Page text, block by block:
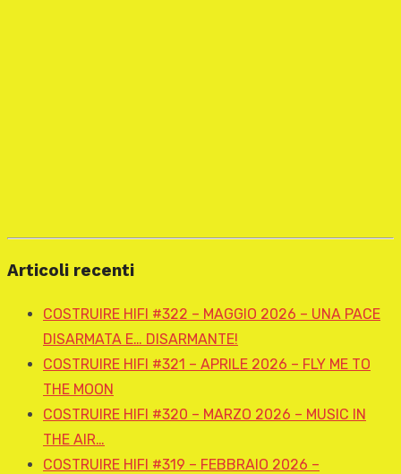
Articoli recenti
COSTRUIRE HIFI #322 – MAGGIO 2026 – UNA PACE
DISARMATA E… DISARMANTE!
COSTRUIRE HIFI #321 – APRILE 2026 – FLY ME TO
THE MOON
COSTRUIRE HIFI #320 – MARZO 2026 – MUSIC IN
THE AIR…
COSTRUIRE HIFI #319 – FEBBRAIO 2026 –